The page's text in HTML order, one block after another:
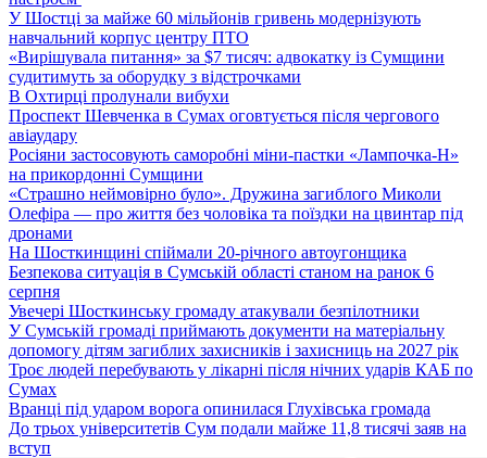
У Шостці за майже 60 мільйонів гривень модернізують
навчальний корпус центру ПТО
«Вирішувала питання» за $7 тисяч: адвокатку із Сумщини
судитимуть за оборудку з відстрочками
В Охтирці пролунали вибухи
Проспект Шевченка в Сумах оговтується після чергового
авіаудару
Росіяни застосовують саморобні міни-пастки «Лампочка-Н»
на прикордонні Сумщини
«Страшно неймовірно було». Дружина загиблого Миколи
Олефіра — про життя без чоловіка та поїздки на цвинтар під
дронами
На Шосткинщині спіймали 20-річного автоугонщика
Безпекова ситуація в Сумській області станом на ранок 6
серпня
Увечері Шосткинську громаду атакували безпілотники
У Сумській громаді приймають документи на матеріальну
допомогу дітям загиблих захисників і захисниць на 2027 рік
Троє людей перебувають у лікарні після нічних ударів КАБ по
Сумах
Вранці під ударом ворога опинилася Глухівська громада
До трьох університетів Сум подали майже 11,8 тисячі заяв на
вступ